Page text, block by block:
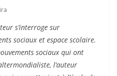
s’interroge sur
sociaux et espace scolaire.
sociaux qui ont
l’auteur